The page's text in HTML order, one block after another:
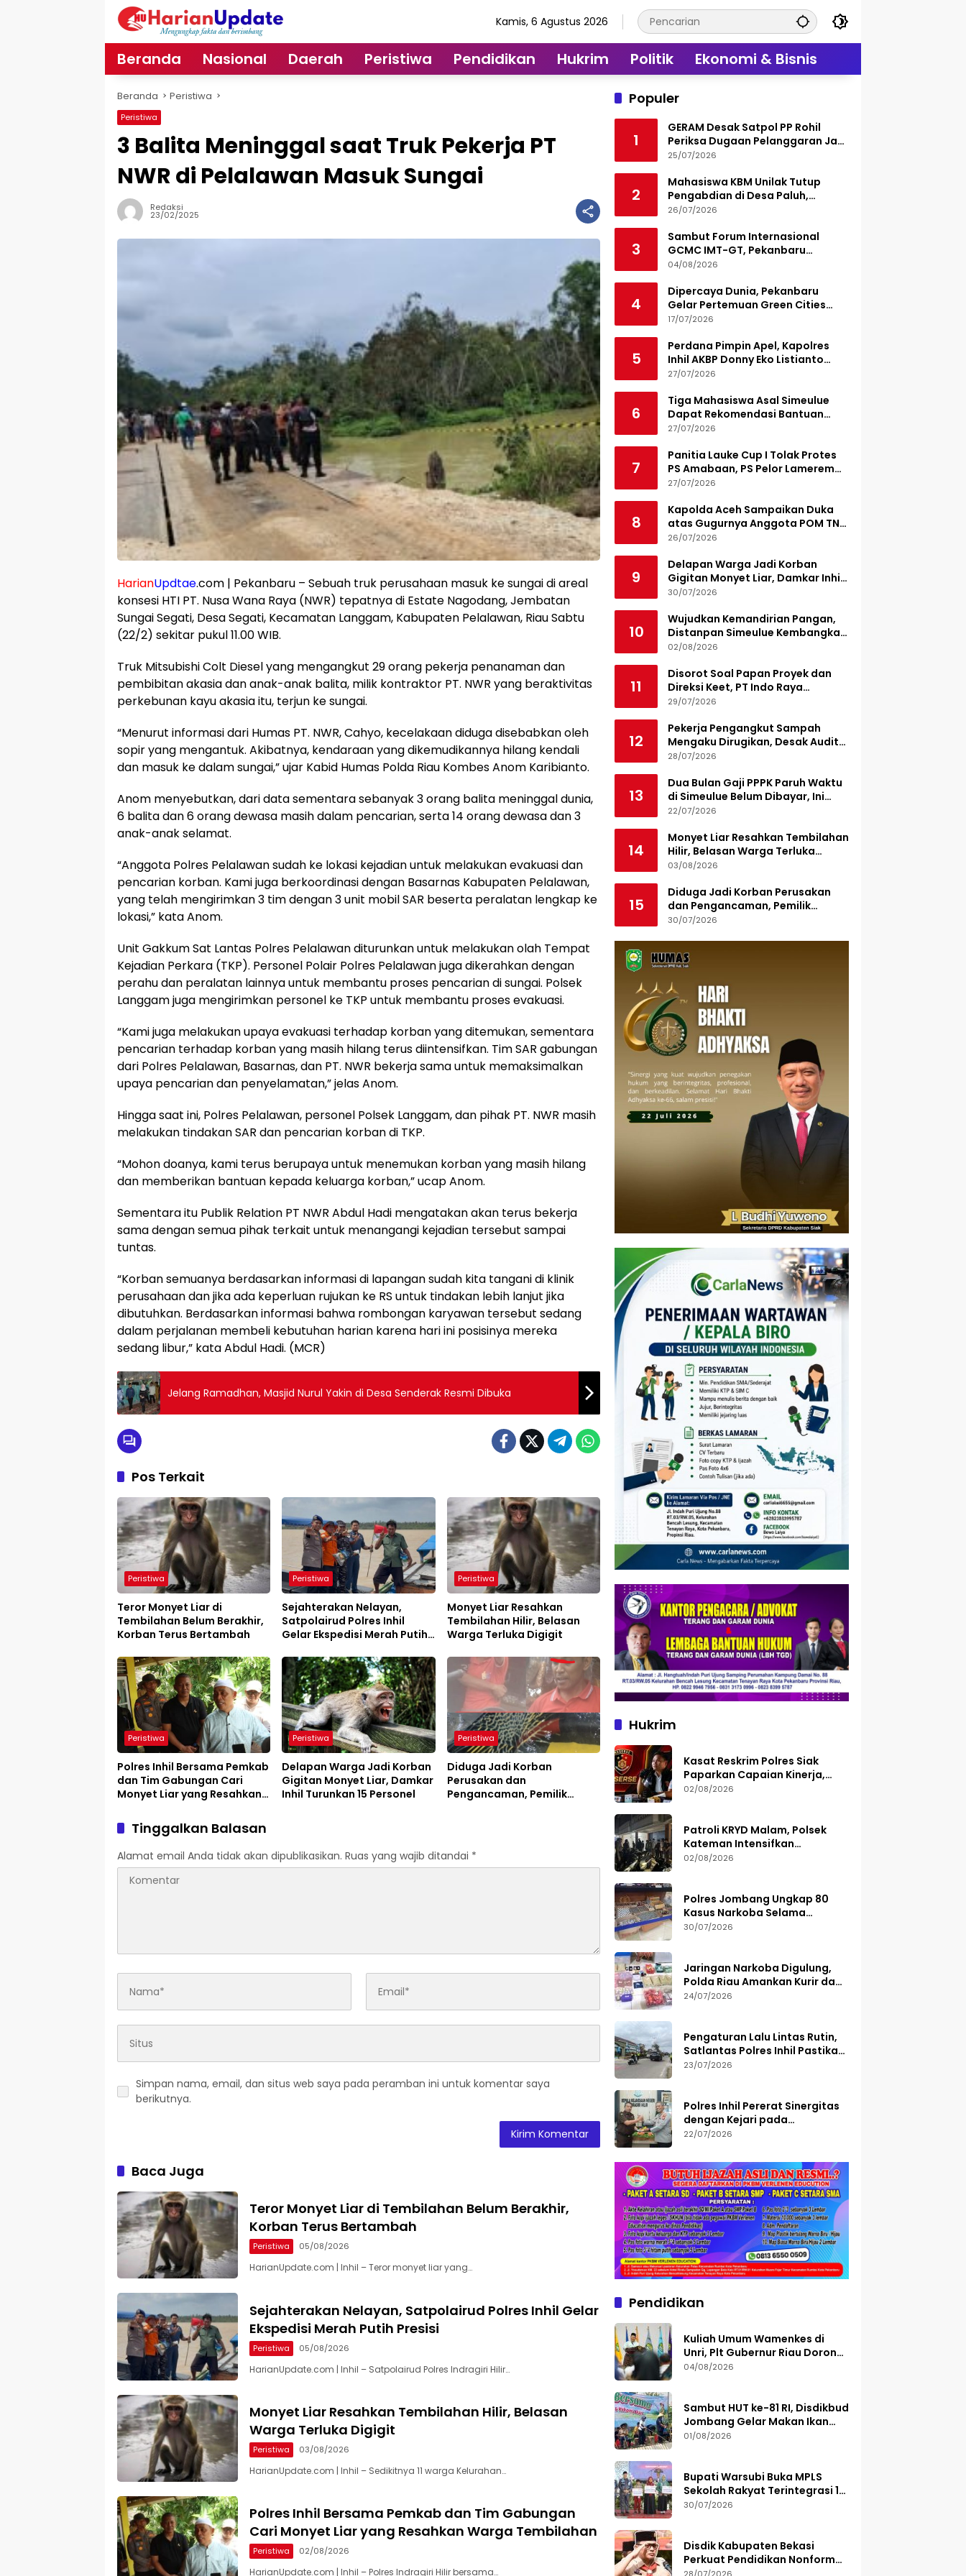
Kamis, 6 Agustus 2026
Beranda Nasional Daerah Peristiwa Pendidikan Hukrim Politik Ekonomi & Bisnis
Beranda Peristiwa
Peristiwa
3 Balita Meninggal saat Truk Pekerja PT
NWR di Pelalawan Masuk Sungai
Redaksi
23/02/2025
HarianUpdtae.com | Pekanbaru – Sebuah truk perusahaan masuk ke sungai di areal
konsesi HTI PT. Nusa Wana Raya (NWR) tepatnya di Estate Nagodang, Jembatan
Sungai Segati, Desa Segati, Kecamatan Langgam, Kabupaten Pelalawan, Riau Sabtu
(22/2) sekitar pukul 11.00 WIB.
Truk Mitsubishi Colt Diesel yang mengangkut 29 orang pekerja penanaman dan
pembibitan akasia dan anak-anak balita, milik kontraktor PT. NWR yang beraktivitas
perkebunan kayu akasia itu, terjun ke sungai.
“Menurut informasi dari Humas PT. NWR, Cahyo, kecelakaan diduga disebabkan oleh
sopir yang mengantuk. Akibatnya, kendaraan yang dikemudikannya hilang kendali
dan masuk ke dalam sungai,” ujar Kabid Humas Polda Riau Kombes Anom Karibianto.
Anom menyebutkan, dari data sementara sebanyak 3 orang balita meninggal dunia,
6 balita dan 6 orang dewasa masih dalam pencarian, serta 14 orang dewasa dan 3
anak-anak selamat.
“Anggota Polres Pelalawan sudah ke lokasi kejadian untuk melakukan evakuasi dan
pencarian korban. Kami juga berkoordinasi dengan Basarnas Kabupaten Pelalawan,
yang telah mengirimkan 3 tim dengan 3 unit mobil SAR beserta peralatan lengkap ke
lokasi,” kata Anom.
Unit Gakkum Sat Lantas Polres Pelalawan diturunkan untuk melakukan olah Tempat
Kejadian Perkara (TKP). Personel Polair Polres Pelalawan juga dikerahkan dengan
perahu dan peralatan lainnya untuk membantu proses pencarian di sungai. Polsek
Langgam juga mengirimkan personel ke TKP untuk membantu proses evakuasi.
“Kami juga melakukan upaya evakuasi terhadap korban yang ditemukan, sementara
pencarian terhadap korban yang masih hilang terus diintensifkan. Tim SAR gabungan
dari Polres Pelalawan, Basarnas, dan PT. NWR bekerja sama untuk memaksimalkan
upaya pencarian dan penyelamatan,” jelas Anom.
Hingga saat ini, Polres Pelalawan, personel Polsek Langgam, dan pihak PT. NWR masih
melakukan tindakan SAR dan pencarian korban di TKP.
“Mohon doanya, kami terus berupaya untuk menemukan korban yang masih hilang
dan memberikan bantuan kepada keluarga korban,” ucap Anom.
Sementara itu Publik Relation PT NWR Abdul Hadi mengatakan akan terus bekerja
sama dengan semua pihak terkait untuk menangangi kejadian tersebut sampai
tuntas.
“Korban semuanya berdasarkan informasi di lapangan sudah kita tangani di klinik
perusahaan dan jika ada keperluan rujukan ke RS untuk tindakan lebih lanjut jika
dibutuhkan. Berdasarkan informasi bahwa rombongan karyawan tersebut sedang
dalam perjalanan membeli kebutuhan harian karena hari ini posisinya mereka
sedang libur,” kata Abdul Hadi. (MCR)
Jelang Ramadhan, Masjid Nurul Yakin di Desa Senderak Resmi Dibuka
Pos Terkait
Peristiwa
Teror Monyet Liar di
Tembilahan Belum Berakhir,
Korban Terus Bertambah
Peristiwa
Sejahterakan Nelayan,
Satpolairud Polres Inhil
Gelar Ekspedisi Merah Putih
Peristiwa
Monyet Liar Resahkan
Tembilahan Hilir, Belasan
Warga Terluka Digigit
Peristiwa
Polres Inhil Bersama Pemkab
dan Tim Gabungan Cari
Monyet Liar yang Resahkan
Peristiwa
Delapan Warga Jadi Korban
Gigitan Monyet Liar, Damkar
Inhil Turunkan 15 Personel
Peristiwa
Diduga Jadi Korban
Perusakan dan
Pengancaman, Pemilik
Tinggalkan Balasan
Alamat email Anda tidak akan dipublikasikan. Ruas yang wajib ditandai *
Simpan nama, email, dan situs web saya pada peramban ini untuk komentar saya
berikutnya.
Baca Juga
Teror Monyet Liar di Tembilahan Belum Berakhir,
Korban Terus Bertambah
Peristiwa 05/08/2026
HarianUpdate.com | Inhil – Teror monyet liar yang…
Sejahterakan Nelayan, Satpolairud Polres Inhil Gelar
Ekspedisi Merah Putih Presisi
Peristiwa 05/08/2026
HarianUpdate.com | Inhil – Satpolairud Polres Indragiri Hilir…
Monyet Liar Resahkan Tembilahan Hilir, Belasan
Warga Terluka Digigit
Peristiwa 03/08/2026
HarianUpdate.com | Inhil – Sedikitnya 11 warga Kelurahan…
Polres Inhil Bersama Pemkab dan Tim Gabungan
Cari Monyet Liar yang Resahkan Warga Tembilahan
Peristiwa 02/08/2026
HarianUpdate.com | Inhil – Polres Indragiri Hilir bersama…
Populer
1
GERAM Desak Satpol PP Rohil
Periksa Dugaan Pelanggaran Jam
Operasional Hiburan Malam
25/07/2026
2
Mahasiswa KBM Unilak Tutup
Pengabdian di Desa Paluh,
Tinggalkan Jejak Edukasi Hukum
26/07/2026
3
Sambut Forum Internasional
GCMC IMT-GT, Pekanbaru
Matangkan Seluruh Persiapan
04/08/2026
4
Dipercaya Dunia, Pekanbaru
Gelar Pertemuan Green Cities
Mayor Council IMT-GT 2026
17/07/2026
5
Perdana Pimpin Apel, Kapolres
Inhil AKBP Donny Eko Listianto
Tekankan Disiplin
27/07/2026
6
Tiga Mahasiswa Asal Simeulue
Dapat Rekomendasi Bantuan
Pendidikan dari Jamaluddin
27/07/2026
7
Panitia Lauke Cup I Tolak Protes
PS Amabaan, PS Pelor Lamerem
Menang WO 3-0
27/07/2026
8
Kapolda Aceh Sampaikan Duka
atas Gugurnya Anggota POM TNI
Saat Bantu Kejar Bandar Narkoba
26/07/2026
9
Delapan Warga Jadi Korban
Gigitan Monyet Liar, Damkar Inhil
Turunkan 15 Personel
30/07/2026
10
Wujudkan Kemandirian Pangan,
Distanpan Simeulue Kembangkan
Demplot Hortikultura
02/08/2026
11
Disorot Soal Papan Proyek dan
Direksi Keet, PT Indo Raya
Kabenteng Berikan Penjelasan
29/07/2026
12
Pekerja Pengangkut Sampah
Mengaku Dirugikan, Desak Audit
Pengelolaan LPS di Pekanbaru
28/07/2026
13
Dua Bulan Gaji PPPK Paruh Waktu
di Simeulue Belum Dibayar, Ini
Penjelasan Sekda
22/07/2026
14
Monyet Liar Resahkan Tembilahan
Hilir, Belasan Warga Terluka
Digigit
03/08/2026
15
Diduga Jadi Korban Perusakan
dan Pengancaman, Pemilik
Armada Sampah Siapkan
30/07/2026
Hukrim
Kasat Reskrim Polres Siak
Paparkan Capaian Kinerja,
Tegaskan Siap Terima Kritik
02/08/2026
Patroli KRYD Malam, Polsek
Kateman Intensifkan
Pengamanan Balap Liar
02/08/2026
Polres Jombang Ungkap 80
Kasus Narkoba Selama
Semester I 2026, 113 Tersangka
30/07/2026
Jaringan Narkoba Digulung,
Polda Riau Amankan Kurir dan
Sita Barang Bukti Bernilai
24/07/2026
Pengaturan Lalu Lintas Rutin,
Satlantas Polres Inhil Pastikan
Arus Tetap Lancar
23/07/2026
Polres Inhil Pererat Sinergitas
dengan Kejari pada
Peringatan Hari Bakti
22/07/2026
Pendidikan
Kuliah Umum Wamenkes di
Unri, Plt Gubernur Riau Dorong
Riset Jadi Dasar Kebijakan
04/08/2026
Sambut HUT ke-81 RI, Disdikbud
Jombang Gelar Makan Ikan
dan Mancing Bersama
01/08/2026
Bupati Warsubi Buka MPLS
Sekolah Rakyat Terintegrasi 1
Jombang, Ajak Siswa Raih
30/07/2026
Disdik Kabupaten Bekasi
Perkuat Pendidikan Nonformal
Lewat GEMA TUNAS 2026